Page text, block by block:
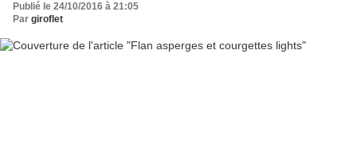
Publié le 24/10/2016 à 21:05
Par giroflet